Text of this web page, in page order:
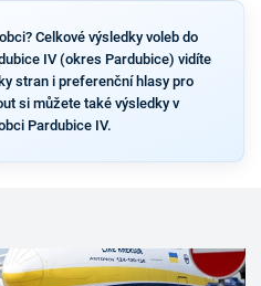
Celkové výsledky voleb do
IV (okres Pardubice) vidíte
stran i preferenční hlasy pro
si můžete také výsledky v
Pardubice IV.